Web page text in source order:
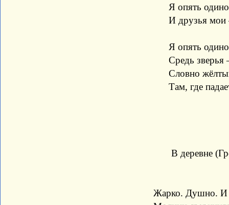
Я опять
И друзья мои –
Я опять
Средь зверья –
Словно жёлтый
Там, где падает
В деревне
Жарко. Душно. И за